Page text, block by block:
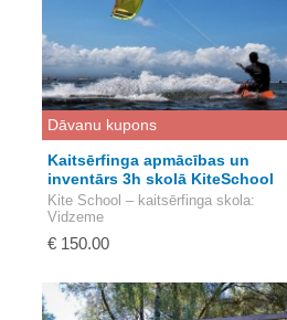
Dāvanu kupons
Kaitsērfinga apmācības un
inventārs 3h skolā KiteSchool
Kite School – kaitsērfinga skola:
Vidzeme
€ 150.00